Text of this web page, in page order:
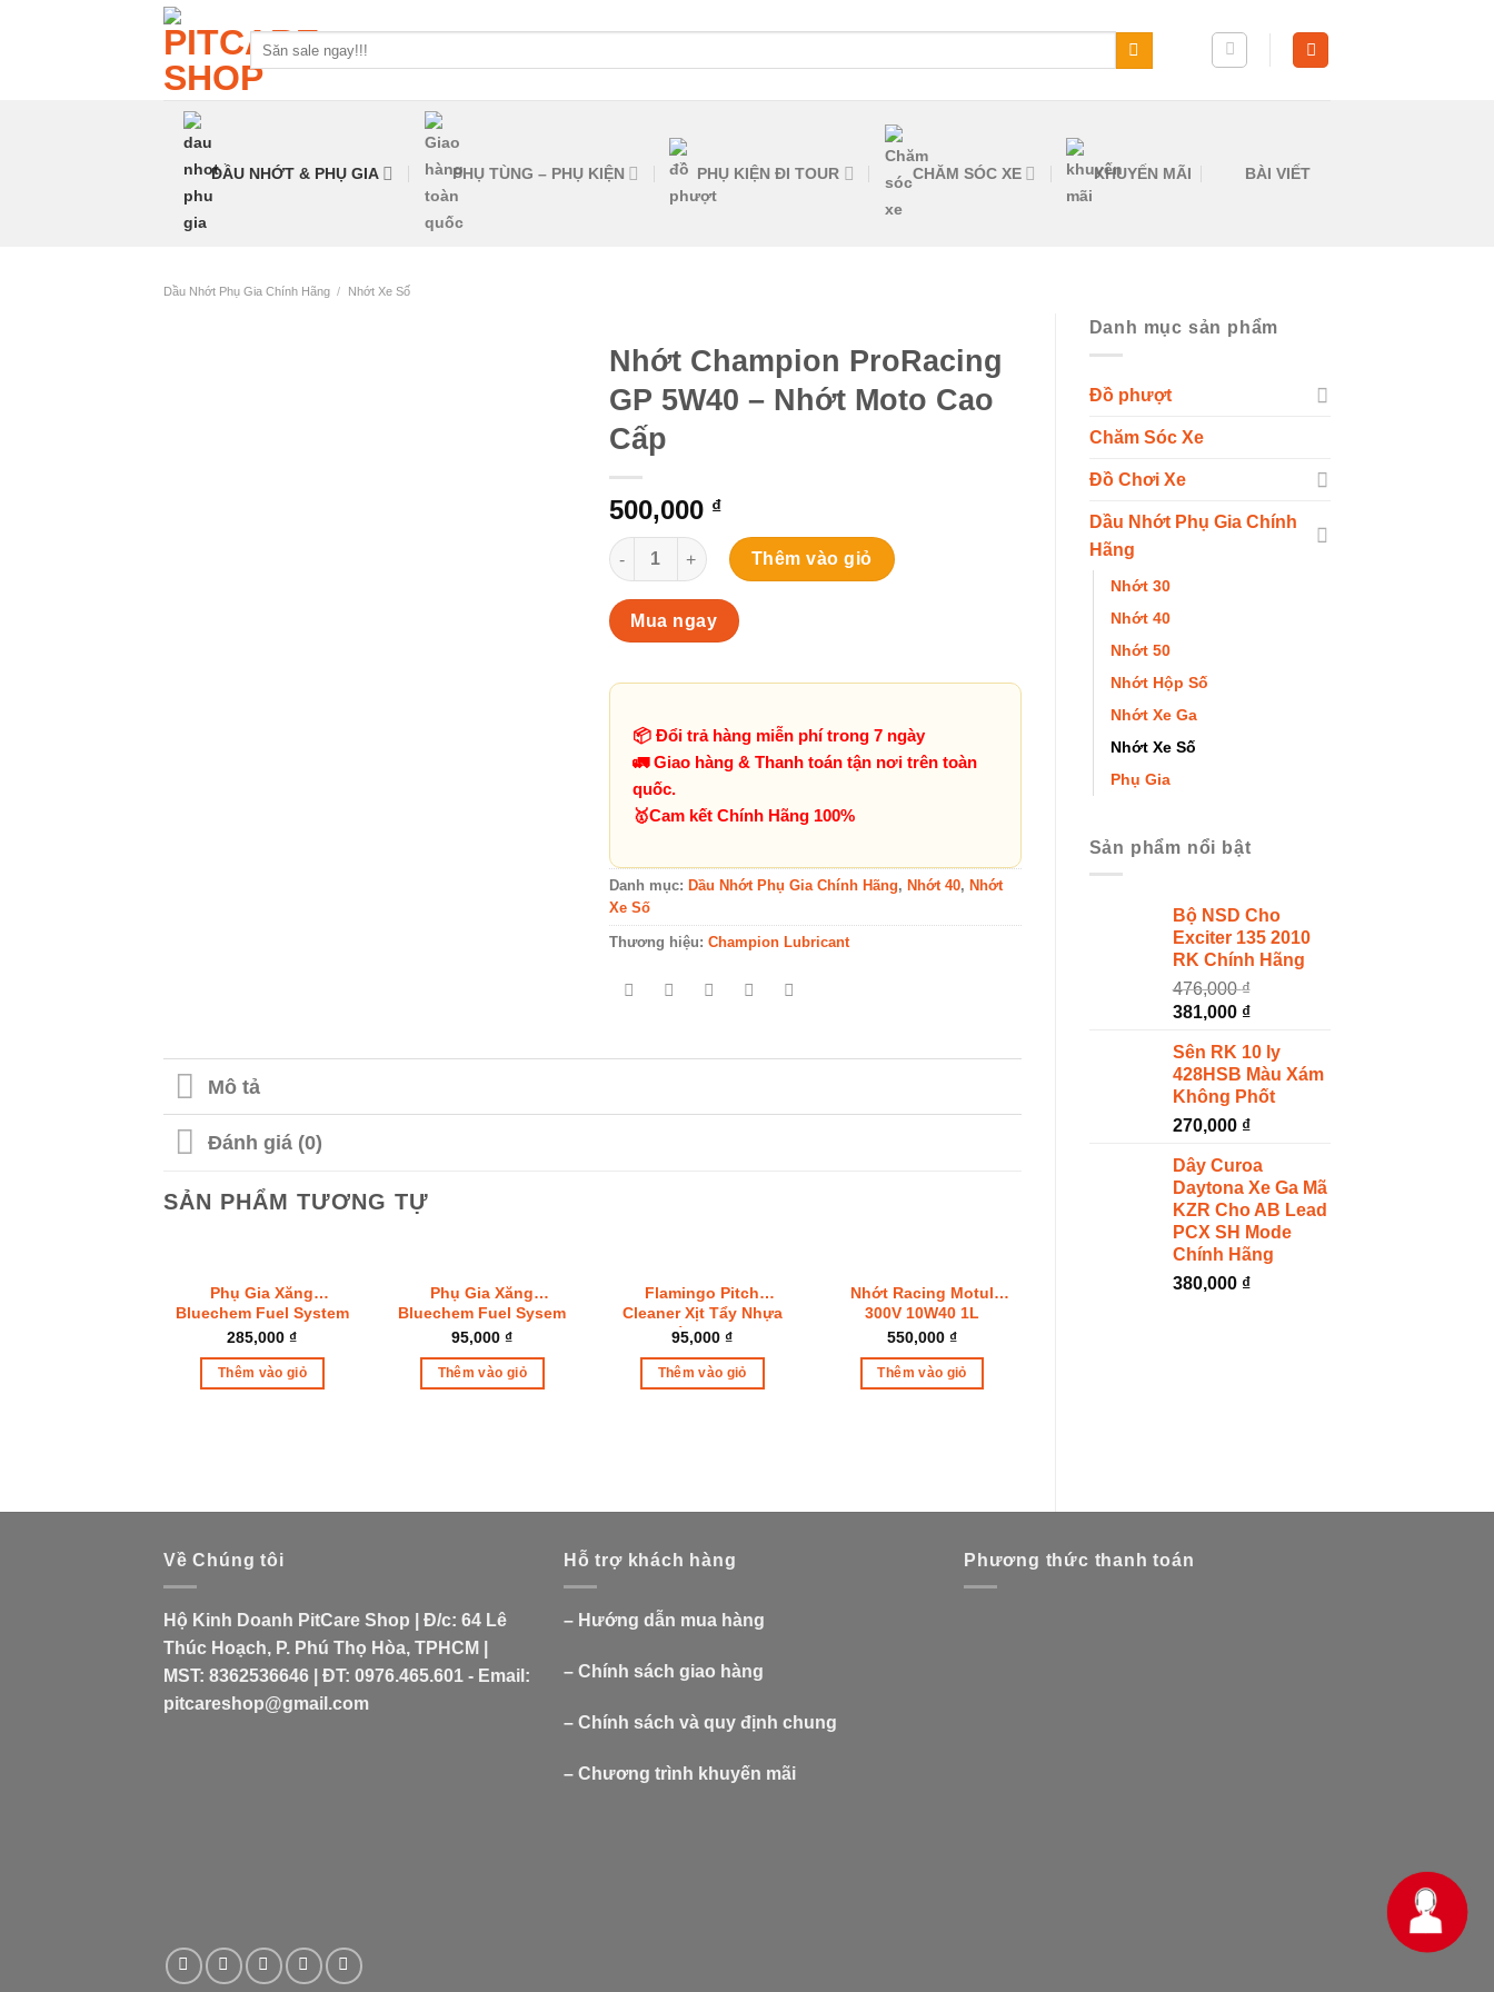
Tìm
DẦU NHỚT & PHỤ GIA PHỤ TÙNG – PHỤ KIỆN PHỤ KIỆN ĐI TOUR CHĂM SÓC XE KHUYẾN MÃI BÀI VIẾT
Dầu Nhớt Phụ Gia Chính Hãng / Nhớt Xe Số
Danh mục sản phẩm
Đồ phượt
Chăm Sóc Xe
Đồ Chơi Xe
Dầu Nhớt Phụ Gia Chính
Hãng
Nhớt 30
Nhớt 40
Nhớt 50
Nhớt Hộp Số
Nhớt Xe Ga
Nhớt Xe Số
Phụ Gia
Sản phẩm nổi bật
Bộ NSD Cho
Exciter 135 2010
RK Chính Hãng
476,000₫
Giá
là:
476,000 ₫.
381,000 ₫Giá
tại
là:
381,000 ₫.
Sên RK 10 ly
428HSB Màu Xám
Không Phốt
270,000 ₫
Dây Curoa
Daytona Xe Ga Mã
KZR Cho AB Lead
PCX SH Mode
Chính Hãng
380,000 ₫
Nhớt Champion ProRacing
GP 5W40 – Nhớt Moto Cao
Cấp
500,000 ₫
Nhớt Champion ProRacing GP 5W40 – Nhớt Moto Cao Cấp số lượng
Thêm vào giỏ
Mua ngay
📦 Đổi trả hàng miễn phí trong 7 ngày
🚛 Giao hàng & Thanh toán tận nơi trên toàn
quốc.
️🥇Cam kết Chính Hãng 100%
Danh mục: Dầu Nhớt Phụ Gia Chính Hãng, Nhớt 40, Nhớt
Xe Số
Thương hiệu: Champion Lubricant
Mô tả
Đánh giá (0)
SẢN PHẨM TƯƠNG TỰ
Phụ Gia Xăng
Bluechem Fuel System
Cleaner (250ml)
285,000₫
Thêm vào giỏ
Phụ Gia Xăng
Bluechem Fuel Sysem
Cleaner (50ml)
95,000₫
Thêm vào giỏ
Flamingo Pitch
Cleaner Xịt Tẩy Nhựa
Đường F012
95,000₫
Thêm vào giỏ
Nhớt Racing Motul
300V 10W40 1L
550,000₫
Thêm vào giỏ
Phụ Gia Nano
Về Chúng tôi
Hộ Kinh Doanh PitCare Shop | Đ/c: 64 Lê
Thúc Hoạch, P. Phú Thọ Hòa, TPHCM |
MST: 8362536646 | ĐT: 0976.465.601 - Email:
pitcareshop@gmail.com
Hỗ trợ khách hàng
– Hướng dẫn mua hàng
– Chính sách giao hàng
– Chính sách và quy định chung
– Chương trình khuyến mãi
Phương thức thanh toán